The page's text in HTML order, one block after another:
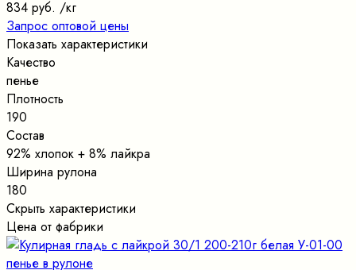
834 руб. /кг
Запрос оптовой цены
Показать характеристики
Качество
пенье
Плотность
190
Состав
92% хлопок + 8% лайкра
Ширина рулона
180
Скрыть характеристики
Цена от фабрики